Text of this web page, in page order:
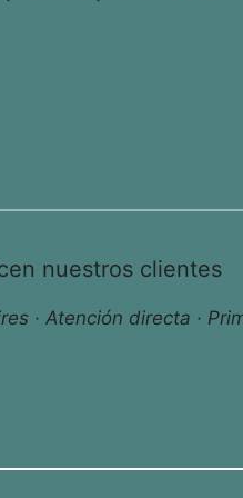
nuestros clientes
· Atención directa ·